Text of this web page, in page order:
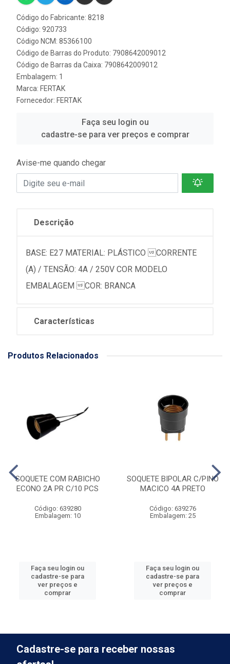
Código do Fabricante: 8218
Código: 920733
Código NCM: 85366100
Código de Barras do Produto: 7908642009012
Código de Barras da Caixa: 7908642009012
Embalagem: 1
Marca: FERTAK
Fornecedor: FERTAK
Faça seu login ou
cadastre-se para ver preços e comprar
Avise-me quando chegar
Descrição
BASE: E27 MATERIAL: PLÁSTICO CORRENTE
(A) / TENSÃO: 4A / 250V COR MODELO
EMBALAGEM COR: BRANCA
Características
Produtos Relacionados
SOQUETE COM RABICHO
ECONO 2A PR C/10 PCS
Código: 639280
Embalagem: 10
Faça seu login ou
cadastre-se para
ver preços e
comprar
SOQUETE BIPOLAR C/PINO
MACICO 4A PRETO
Código: 639276
Embalagem: 25
Faça seu login ou
cadastre-se para
ver preços e
comprar
Cadastre-se para receber nossas